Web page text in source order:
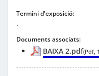
Termini d'exposició:
.
Documents associats:
BAIXA 2.pdf(Pdf,